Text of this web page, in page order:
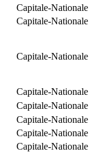
Capitale-Nationale
Capitale-Nationale
Capitale-Nationale
Capitale-Nationale
Capitale-Nationale
Capitale-Nationale
Capitale-Nationale
Capitale-Nationale